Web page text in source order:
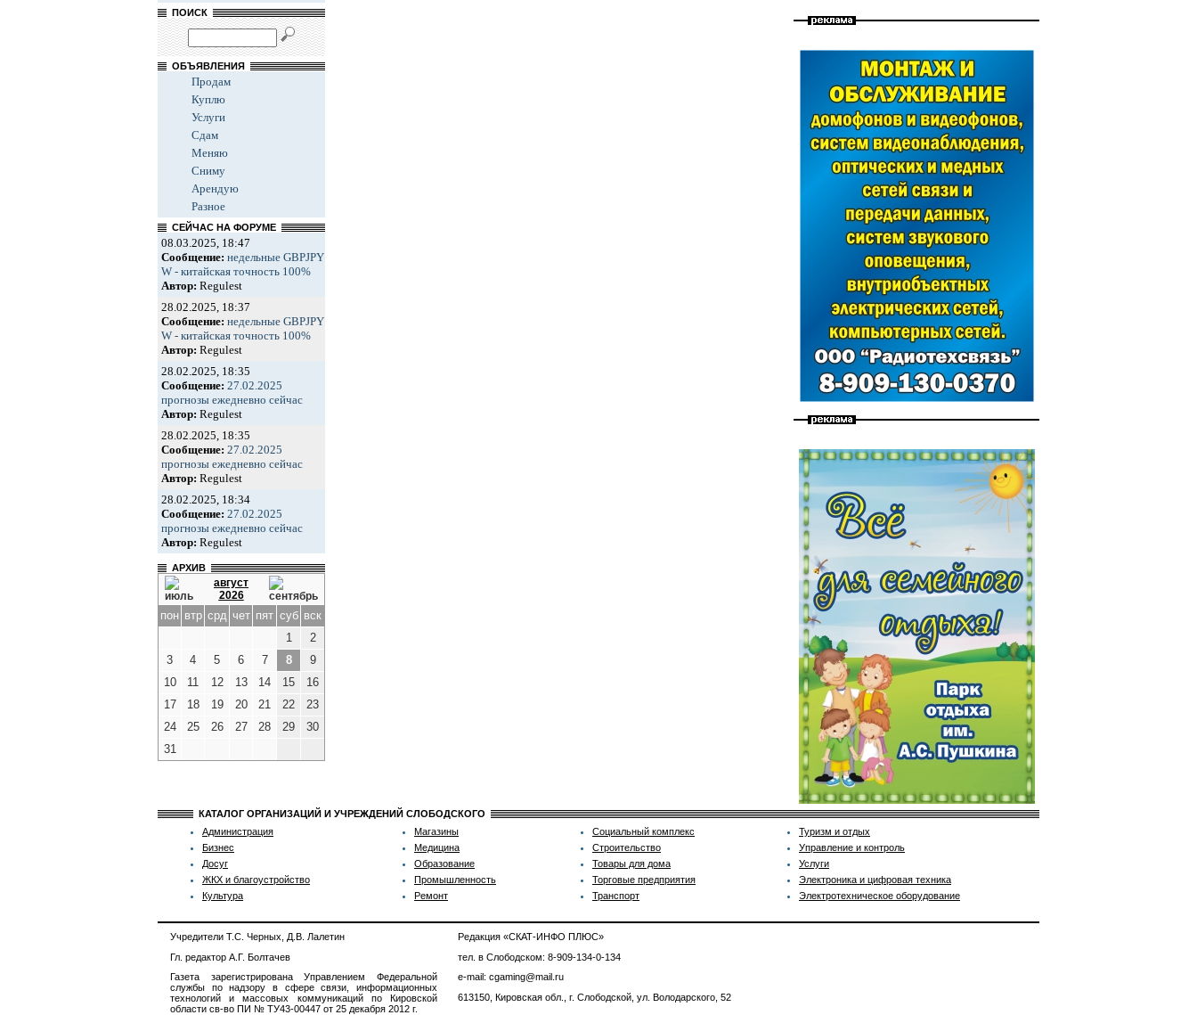
ПОИСК
ОБЪЯВЛЕНИЯ
Продам
Куплю
Услуги
Сдам
Меняю
Сниму
Арендую
Разное
СЕЙЧАС НА ФОРУМЕ
08.03.2025, 18:47
Сообщение: недельные GBPJPY
W - китайская точность 100%
Автор: Regulest
28.02.2025, 18:37
Сообщение: недельные GBPJPY
W - китайская точность 100%
Автор: Regulest
28.02.2025, 18:35
Сообщение: 27.02.2025
прогнозы ежедневно сейчас
Автор: Regulest
28.02.2025, 18:35
Сообщение: 27.02.2025
прогнозы ежедневно сейчас
Автор: Regulest
28.02.2025, 18:34
Сообщение: 27.02.2025
прогнозы ежедневно сейчас
Автор: Regulest
АРХИВ
август
2026
пон втр срд чет пят суб вск
1
2
3
4 5 6 7 8
9
10
11 12 13 14 15
16
17
18 19 20 21 22
23
24
25 26 27 28 29
30
31
КАТАЛОГ ОРГАНИЗАЦИЙ И УЧРЕЖДЕНИЙ СЛОБОДСКОГО
Администрация
Бизнес
Досуг
ЖКХ и благоустройство
Культура
Магазины
Медицина
Образование
Промышленность
Ремонт
Социальный комплекс
Строительство
Товары для дома
Торговые предприятия
Транспорт
Туризм и отдых
Управление и контроль
Услуги
Электроника и цифровая техника
Электротехническое оборудование
Учредители Т.С. Черных, Д.В. Лалетин
Гл. редактор А.Г. Болтачев
Газета зарегистрирована Управлением Федеральной
службы по надзору в сфере связи, информационных
технологий и массовых коммуникаций по Кировской
области св-во ПИ № ТУ43-00447 от 25 декабря 2012 г.
Редакция «СКАТ-ИНФО ПЛЮС»
тел. в Слободском: 8-909-134-0-134
e-mail: cgaming@mail.ru
613150, Кировская обл., г. Слободской, ул. Володарского, 52